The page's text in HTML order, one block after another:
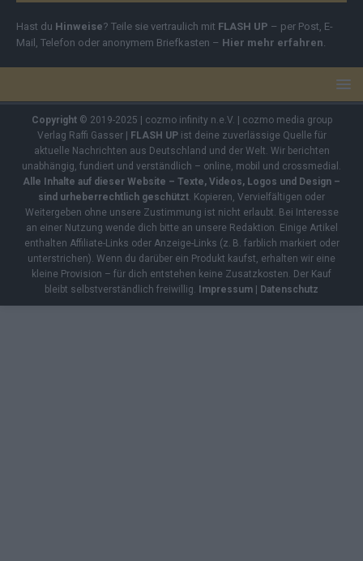
Hast du Hinweise? Teile sie vertraulich mit FLASH UP – per Post, E-
Mail, Telefon oder anonymem Briefkasten – Hier mehr erfahren.
Copyright© 2019-2025 | cozmo infinity n.e.V. | cozmo media group
Verlag Raffi Gasser |
FLASH UPist deine zuverlässige Quelle für
aktuelle Nachrichten aus Deutschland und der Welt. Wir berichten
unabhängig, fundiert und verständlich – online, mobil und crossmedial.
Alle Inhalte auf dieser Website – Texte, Videos, Logos und Design –
sind urheberrechtlich geschützt. Kopieren, Vervielfältigen oder
Weitergeben ohne unsere Zustimmung ist nicht erlaubt. Bei Interesse
an einer Nutzung wende dich bitte an unsere Redaktion. Einige Artikel
enthalten Affiliate-Links oder Anzeige-Links (z. B. farblich markiert oder
unterstrichen). Wenn du darüber ein Produkt kaufst, erhalten wir eine
kleine Provision – für dich entstehen keine Zusatzkosten. Der Kauf
bleibt selbstverständlich freiwillig.
Impressum Datenschutz